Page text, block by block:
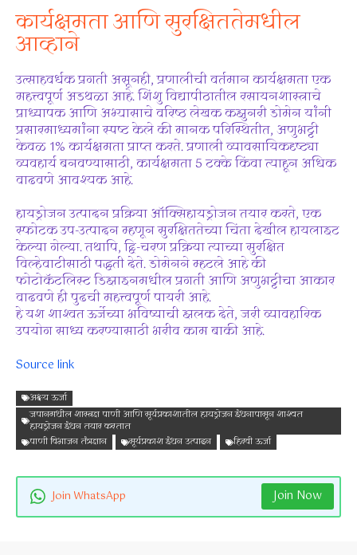
कार्यक्षमता आणि सुरक्षिततेमधील
आव्हाने
उत्साहवर्धक प्रगती असूनही, प्रणालीची वर्तमान कार्यक्षमता एक
महत्त्वपूर्ण अडथळा आहे. शिंशु विद्यापीठातील रसायनशास्त्राचे
प्राध्यापक आणि अभ्यासाचे वरिष्ठ लेखक कझुनरी डोमेन यांनी
प्रसारमाध्यमांना स्पष्ट केले की मानक परिस्थितीत, अणुभट्टी
केवळ 1% कार्यक्षमता प्राप्त करते. प्रणाली व्यावसायिकदृष्ट्या
व्यवहार्य बनवण्यासाठी, कार्यक्षमता 5 टक्के किंवा त्याहून अधिक
वाढवणे आवश्यक आहे.
हायड्रोजन उत्पादन प्रक्रिया ऑक्सिहायड्रोजन तयार करते, एक
स्फोटक उप-उत्पादन म्हणून सुरक्षिततेच्या चिंता देखील हायलाइट
केल्या गेल्या. तथापि, द्वि-चरण प्रक्रिया त्याच्या सुरक्षित
विल्हेवाटीसाठी पद्धती देते. डोमेनने म्हटले आहे की
फोटोकॅटलिस्ट डिझाइनमधील प्रगती आणि अणुभट्टीचा आकार
वाढवणे ही पुढची महत्त्वपूर्ण पायरी आहे.
हे यश शाश्वत ऊर्जेच्या भविष्याची झलक देते, जरी व्यावहारिक
उपयोग साध्य करण्यासाठी भरीव काम बाकी आहे.
Source link
अक्षय ऊर्जा
जपानमधील शास्त्रज्ञ पाणी आणि सूर्यप्रकाशातील हायड्रोजन इंधनापासून शाश्वत
हायड्रोजन इंधन तयार करतात
पाणी विभाजन तंत्रज्ञान
सूर्यप्रकाश इंधन उत्पादन हिरवी ऊर्जा
Join WhatsApp Join Now